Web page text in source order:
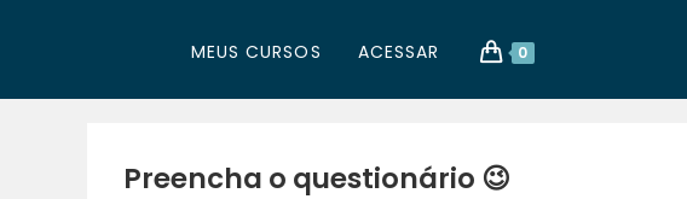
MEUS CURSOS ACESSAR 0
Preencha o questionário 😉